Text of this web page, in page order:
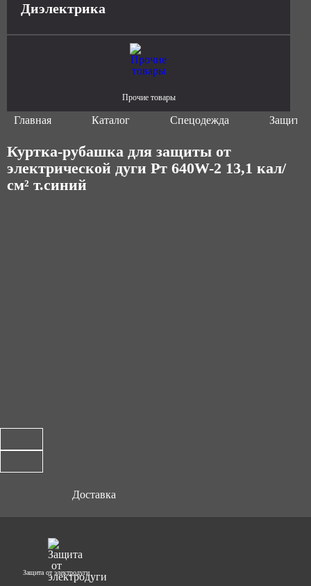
Диэлектрика
Прочие товары
Главная Каталог Спецодежда
Куртка-рубашка для защиты от
электрической дуги Рт 640W-2 13,1 кал/
см² т.синий
Доставка
Защита от электродуги